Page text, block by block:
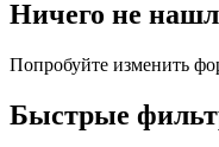
Ничего не
Попробуйте изменить
Быстрые